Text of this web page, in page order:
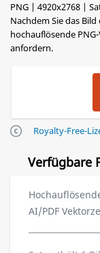
PNG | 4920x2768 |
Nachdem Sie das
hochauflösende
anfordern.
Royalty-Free-
Verfügbare
AI/PDF